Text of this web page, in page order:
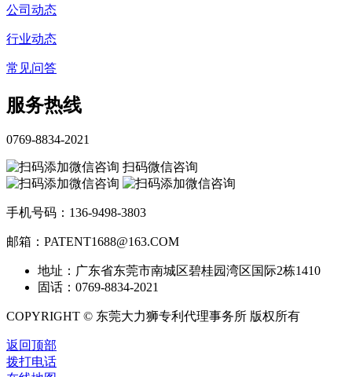
公司动态
行业动态
常见问答
服务热线
0769-8834-2021
扫码微信咨询
手机号码：136-9498-3803
邮箱：PATENT1688@163.COM
地址：广东省东莞市南城区碧桂园湾区国际2栋1410
固话：0769-8834-2021
COPYRIGHT © 东莞大力狮专利代理事务所 版权所有
返回顶部
拨打电话